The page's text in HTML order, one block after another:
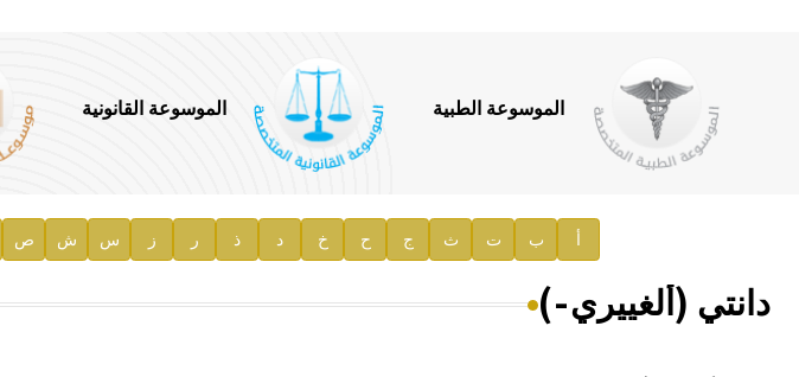
توصيات مجلس الإدارة
صدور المجلد السابع من موسوعة الآثار في سورية
إعلان..
هيئة الموسوعة العربية تطلق موسوعات جديدة في عام 2026
الموسوعة الطبية الموسوعة القانونية
أ ب ت ث ج ح خ د ذ ر ز س ش ص
دانتي (ألغييري-)